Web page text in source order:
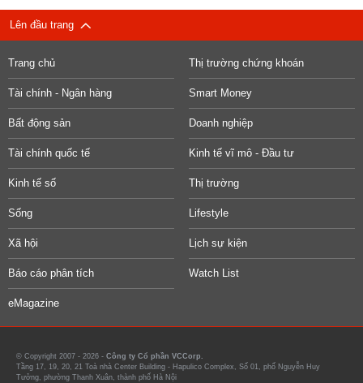
Lên đầu trang
Trang chủ Thị trường chứng khoán
Tài chính - Ngân hàng Smart Money
Bất động sản Doanh nghiệp
Tài chính quốc tế Kinh tế vĩ mô - Đầu tư
Kinh tế số Thị trường
Sống Lifestyle
Xã hội Lịch sự kiện
Báo cáo phân tích Watch List
eMagazine
© Copyright 2007 - 2026 - Công ty Cổ phần VCCorp.
Tầng 17, 19, 20, 21 Toà nhà Center Building - Hapulico Complex, Số 01, phố Nguyễn Huy
Tưởng, phường Thanh Xuân, thành phố Hà Nội